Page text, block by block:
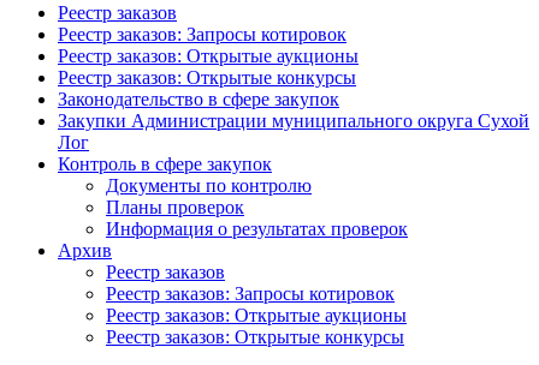
Реестр заказов
Реестр заказов: Запросы котировок
Реестр заказов: Открытые аукционы
Реестр заказов: Открытые конкурсы
Законодательство в сфере закупок
Закупки Администрации муниципального округа Сухой
Лог
Контроль в сфере закупок
Документы по контролю
Планы проверок
Информация о результатах проверок
Архив
Реестр заказов
Реестр заказов: Запросы котировок
Реестр заказов: Открытые аукционы
Реестр заказов: Открытые конкурсы